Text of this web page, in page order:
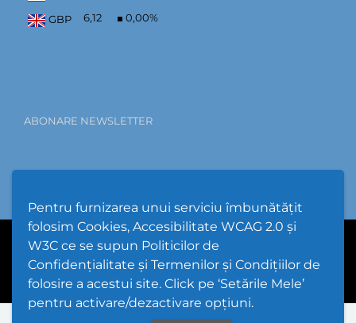
Pentru furnizarea unui serviciu îmbunătățit
folosim Cookies, Accesibilitate WCAG 2.0 și
W3C ce se supun Politicilor de
Confidențialitate și Termenilor și Condițiilor de
folosire a acestui site. Click pe ‘Setările Mele’
pentru activare/dezactivare opțiuni.
GBP 6,12 0,00%
ABONARE NEWSLETTER
Hartă Website